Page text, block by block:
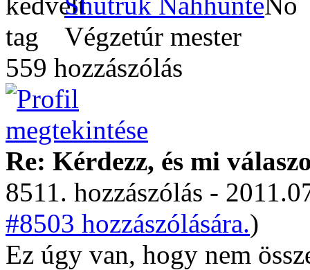
Végzetúr mester
559 hozzászólás
Re: Kérdezz, és mi
8511. hozzászólás -
#8503 hozzászólására.)
Ez úgy van, hogy nem